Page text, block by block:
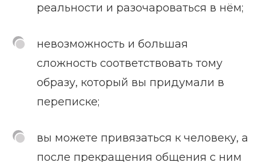
реальности и разочароваться в нём;
невозможность и большая
сложность соответствовать тому
образу, который вы придумали в
переписке;
вы можете привязаться к человеку, а
после прекращения общения с ним